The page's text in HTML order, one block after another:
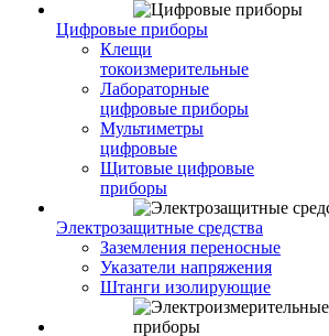
Цифровые приборы
Клещи
токоизмерительные
Лабораторные
цифровые приборы
Мультиметры
цифровые
Щитовые цифровые
приборы
Электрозащитные средства
Заземления переносные
Указатели напряжения
Штанги изолирующие